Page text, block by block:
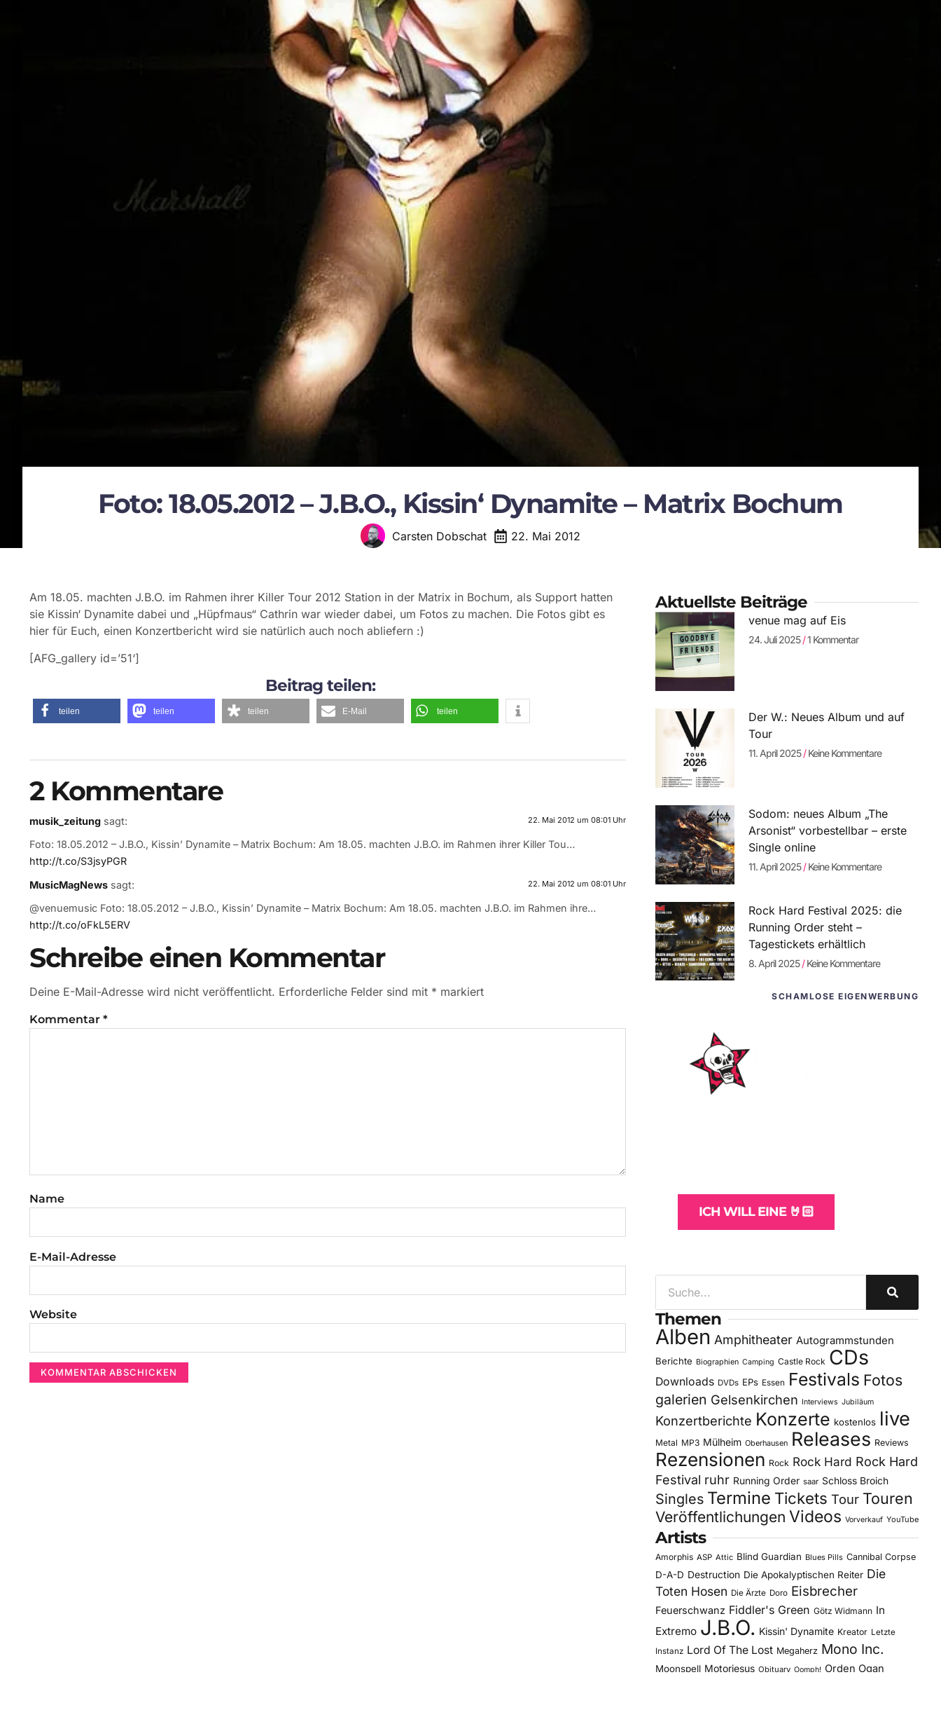
Foto: 18.05.2012 – J.B.O., Kissin‘ Dynamite – Matrix Bochum
Carsten Dobschat 22. Mai 2012
Am 18.05. machten J.B.O. im Rahmen ihrer Killer Tour 2012 Station in der Matrix in Bochum, als Support hatten
sie Kissin‘ Dynamite dabei und „Hüpfmaus“ Cathrin war wieder dabei, um Fotos zu machen. Die Fotos gibt es
hier für Euch, einen Konzertbericht wird sie natürlich auch noch abliefern :)
[AFG_gallery id=’51‘]
Beitrag teilen:
teilen teilen teilen E-Mail teilen
2 Kommentare
musik_zeitung sagt: 22. Mai 2012 um 08:01 Uhr
Foto: 18.05.2012 – J.B.O., Kissin’ Dynamite – Matrix Bochum: Am 18.05. machten J.B.O. im Rahmen ihrer Killer Tou…
http://t.co/S3jsyPGR
MusicMagNews sagt: 22. Mai 2012 um 08:01 Uhr
@venuemusic Foto: 18.05.2012 – J.B.O., Kissin’ Dynamite – Matrix Bochum: Am 18.05. machten J.B.O. im Rahmen ihre…
http://t.co/oFkL5ERV
Schreibe einen Kommentar
Deine E-Mail-Adresse wird nicht veröffentlicht. Erforderliche Felder sind mit * markiert
Kommentar *
Name
E-Mail-Adresse
Website
Aktuellste Beiträge
venue mag auf Eis
24. Juli 2025 1 Kommentar
Der W.: Neues Album und auf
Tour
11. April 2025 Keine Kommentare
Sodom: neues Album „The
Arsonist“ vorbestellbar – erste
Single online
11. April 2025 Keine Kommentare
Rock Hard Festival 2025: die
Running Order steht –
Tagestickets erhältlich
8. April 2025 Keine Kommentare
SCHAMLOSE EIGENWERBUNG
ICH WILL EINE 🤘🏻
Themen
Alben Amphitheater Autogrammstunden
Berichte Biographien Camping Castle Rock CDs
Downloads DVDs EPs Essen Festivals Fotos
galerien Gelsenkirchen Interviews Jubiläum
Konzertberichte Konzerte kostenlos live
Metal MP3 Mülheim Oberhausen Releases Reviews
Rezensionen Rock Rock Hard Rock Hard
Festival ruhr Running Order saar Schloss Broich
Singles Termine Tickets Tour Touren
Veröffentlichungen Videos Vorverkauf YouTube
Artists
Amorphis ASP Attic Blind Guardian Blues Pills Cannibal Corpse
D-A-D Destruction Die Apokalyptischen Reiter Die
Toten Hosen Die Ärzte Doro Eisbrecher
Feuerschwanz Fiddler's Green Götz Widmann In
Extremo J.B.O. Kissin' Dynamite Kreator Letzte
Instanz Lord Of The Lost Megaherz Mono Inc.
Moonspell Motorjesus Obituary Oomph! Orden Ogan